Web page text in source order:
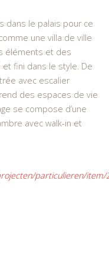
dans le palais pour ce
une villa de ville
éléments et des
fini dans le style. De
avec escalier
des espaces de vie
se compose d’une
avec walk-in et
particulieren/item/